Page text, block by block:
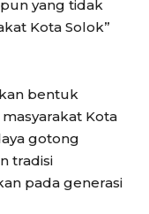
yang tidak
Kota Solok”
bentuk
Kota
gotong
tradisi
pada generasi